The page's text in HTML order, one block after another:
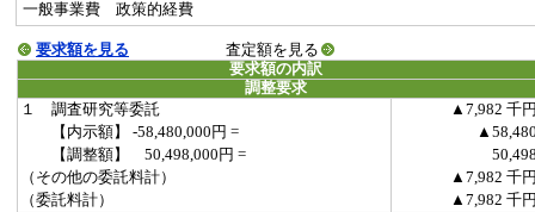
一般事業費 政策的経費
要求額を見る
査定額を見る
要求額の内訳
調整要求
１ 調査研究等委託
▲7,982 千
【内示額】 -58,480,000円 =
【調整額】 50,498,000円 =
（その他の委託料計）
▲7,982 千
（委託料計）
▲7,982 千